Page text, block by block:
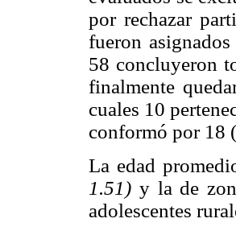
por rechazar
fueron
58 concluyeron
finalmente
cuales 10
conformó por 18
La edad
1.51) y la de
adolescentes